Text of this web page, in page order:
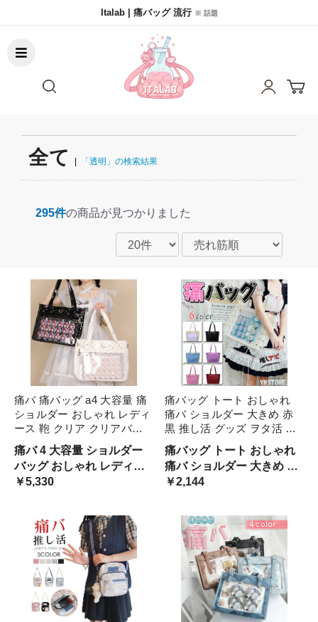
Italab | 痛バッグ 流行 ※ 話題
全て 「透明」の検索結果
295件の商品が見つかりました
痛バ 痛バッグ a4 大容量 痛
ショルダー おしゃれ レディ
ース 鞄 クリア クリアバッ
グ 推し 推し活バッグ ビニ
ールバッグ ヲタバ イベント
推し活 ヲタ おたく オタク
バッグ 透明バッグ オタク
痛バ 4 大容量 ショルダー
バッグ おしゃれ レディー
ス オールシーズン 春 夏 秋
デ 10代 20代 30代 40代 ガ
ールズ 女子 通勤 通学 学生
大人 大きいサイズ
￥5,330
痛バッグ トート おしゃれ
痛バ ショルダー 大きめ 赤
黒 推し活 グッズ ヲタ活 推
しカラー 推し色 b5 クリア
バッグ 肩掛け レディース
メンズ 透明 ファスナー イ
エロー 大き トートバッグ
痛バッグ トート おしゃれ
痛バ ショルダー 大きめ 黒
推し活 グッズ ヲタ活 推し
グ 肩掛け レディース いた
ばっく トートバッグ ファ
スナー イエロー 鞄 大容量
￥2,144